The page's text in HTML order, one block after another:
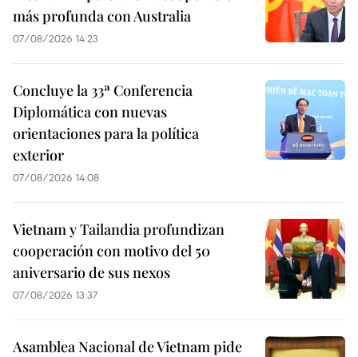
más profunda con Australia
07/08/2026 14:23
Concluye la 33ª Conferencia
Diplomática con nuevas
orientaciones para la política
exterior
07/08/2026 14:08
Vietnam y Tailandia profundizan
cooperación con motivo del 50
aniversario de sus nexos
07/08/2026 13:37
Asamblea Nacional de Vietnam pide